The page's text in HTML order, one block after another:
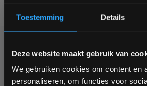
Toestemming Details
Deze website maakt gebruik van
We gebruiken cookies om content en
personaliseren, om functies voor
Bam! 5% korting op je
bestelling